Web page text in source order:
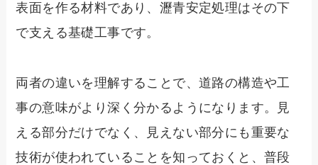
表面を作る材料であり、瀝青安定処理はその下
で支える基礎工事です。
両者の違いを理解することで、道路の構造や工
事の意味がより深く分かるようになります。見
える部分だけでなく、見えない部分にも重要な
技術が使われていることを知っておくと、普段